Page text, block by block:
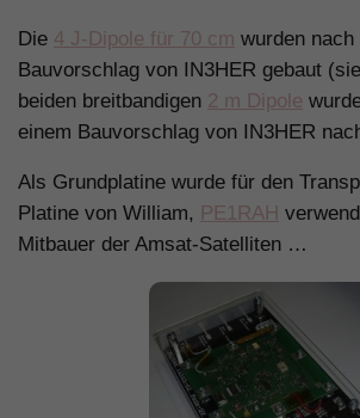
Die 4 J-Dipole für 70 cm wurden nach
Bauvorschlag von IN3HER gebaut
beiden breitbandigen 2 m Dipole
einem Bauvorschlag von IN3HER
Als Grundplatine wurde für den
Platine von William, PE1RAH
Mitbauer der Amsat-Satelliten …